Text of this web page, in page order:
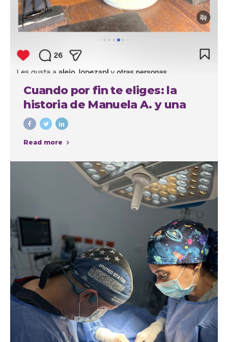
Cuando por fin te eliges: la
historia de Manuela A. y una
experiencia cuidada de
principio a fin
Read more